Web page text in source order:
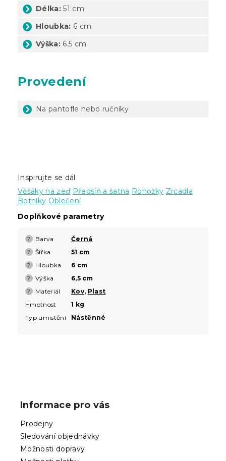
Délka: 51 cm
Hloubka: 6 cm
Výška: 6,5 cm
Provedení
Na pantofle nebo ručníky
Inspirujte se dál
Věšáky na zeď Předsíň a šatna Rohožky Zrcadla
Botníky Oblečení
Doplňkové parametry
? Barva Černá
? Šířka 51 cm
? Hloubka 6 cm
? Výška 6,5 cm
? Materiál Kov, Plast
Hmotnost
1 kg
Typ umístění
Nástěnné
Informace pro vás
Prodejny
Sledování objednávky
Možnosti dopravy